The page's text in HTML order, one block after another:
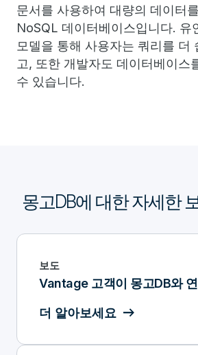
문서를 사용하여 대량의 데이터
NoSQL 데이터베이스입니다. 유
모델을 통해 사용자는 쿼리를 더
고, 또한 개발자도 데이터베이스
수 있습니다.
몽고DB에 대한 자세한
보도
Vantage 고객이 몽고DB와
더 알아보세요